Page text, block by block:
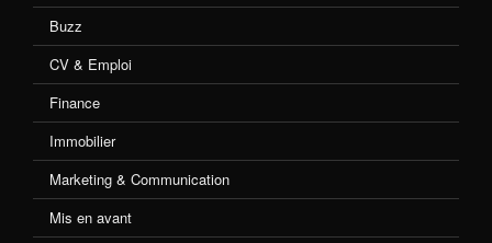
Buzz
CV & Emploi
Finance
Immobilier
Marketing & Communication
Mis en avant